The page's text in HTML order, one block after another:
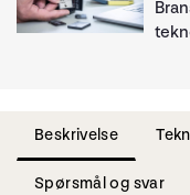
Beskrivelse
Spørsmål og svar